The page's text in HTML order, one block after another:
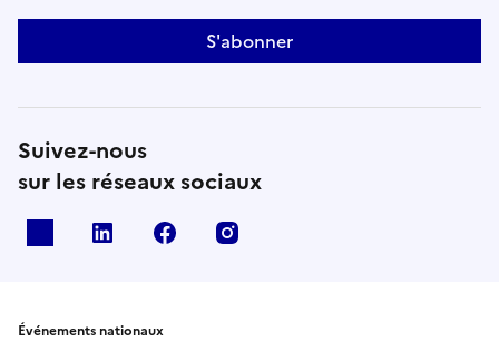
S'abonner
Suivez-nous
sur les réseaux sociaux
Linkedin Facebook
Événements nationaux